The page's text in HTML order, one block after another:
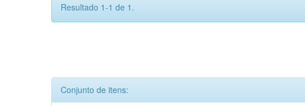
Resultado 1-1 de 1.
Conjunto de itens: